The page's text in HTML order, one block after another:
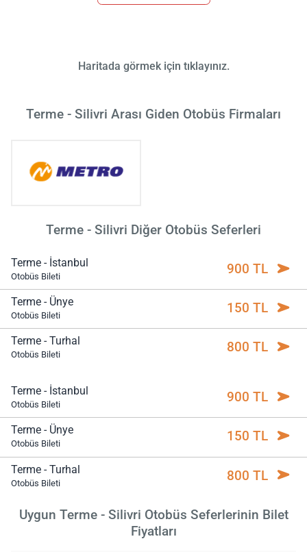
Haritada görmek için tıklayınız.
Terme - Silivri Arası Giden Otobüs Firmaları
Terme - Silivri Diğer Otobüs Seferleri
Terme - İstanbul
Otobüs Bileti 900 TL
Terme - Ünye
Otobüs Bileti 150 TL
Terme - Turhal
Otobüs Bileti 800 TL
Terme - İstanbul
Otobüs Bileti 900 TL
Terme - Ünye
Otobüs Bileti 150 TL
Terme - Turhal
Otobüs Bileti 800 TL
Uygun Terme - Silivri Otobüs Seferlerinin Bilet
Fiyatları